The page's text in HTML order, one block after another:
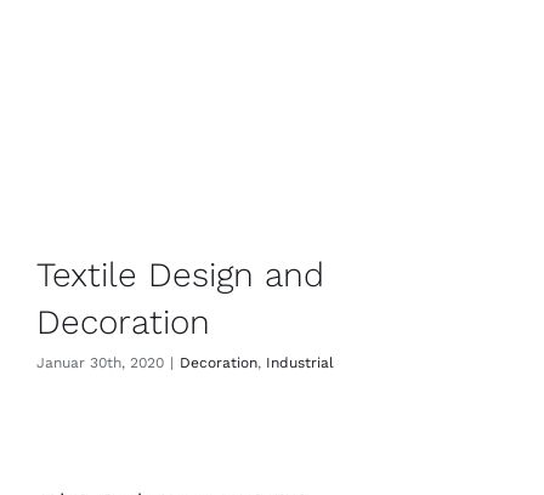
Textile Design and
Decoration
Januar 30th, 2020 | Decoration, Industrial